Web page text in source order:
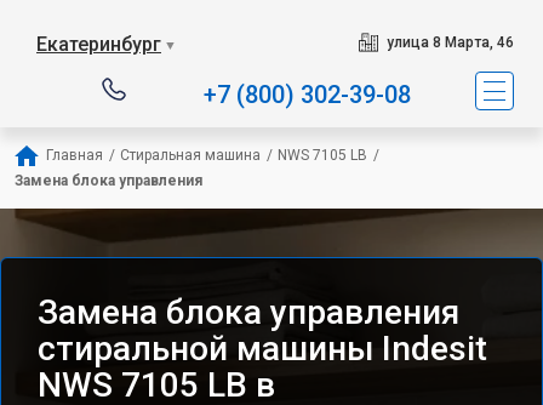
Екатеринбург ▼ улица 8 Марта, 46
+7 (800) 302-39-08
Главная / Стиральная машина / NWS 7105 LB /
Замена блока управления
Замена блока управления
стиральной машины Indesit
NWS 7105 LB в